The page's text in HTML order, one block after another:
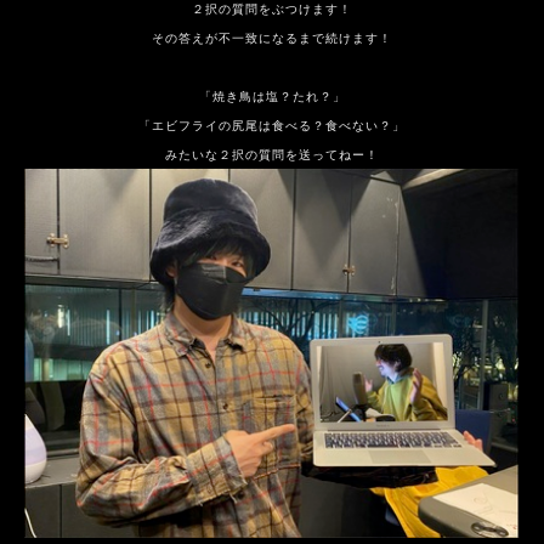
２択の質問をぶつけます！
その答えが不一致になるまで続けます！
「焼き鳥は塩？たれ？」
「エビフライの尻尾は食べる？食べない？」
みたいな２択の質問を送ってねー！